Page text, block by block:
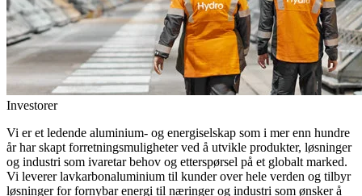
Investorer
Vi er et ledende aluminium- og energiselskap som i mer enn hundre
år har skapt forretningsmuligheter ved å utvikle produkter, løsninger
og industri som ivaretar behov og etterspørsel på et globalt marked.
Vi leverer lavkarbonaluminium til kunder over hele verden og tilbyr
løsninger for fornybar energi til næringer og industri som ønsker å